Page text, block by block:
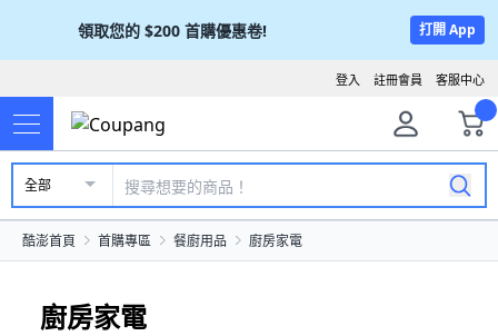
領取您的 $200 首購優惠卷! 打開 App
客服中心
註冊會員
登入
全部
酷澎首頁 首購專區 餐廚用品 廚房家電
廚房家電